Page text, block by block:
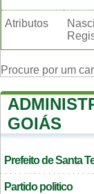
Atributos
Procure por um
GOIÁS
Prefeito de Santa
Partido politico